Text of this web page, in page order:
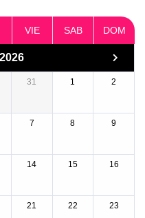
VIE SAB DOM
31 1 2
7 8 9
14 15 16
21 22 23